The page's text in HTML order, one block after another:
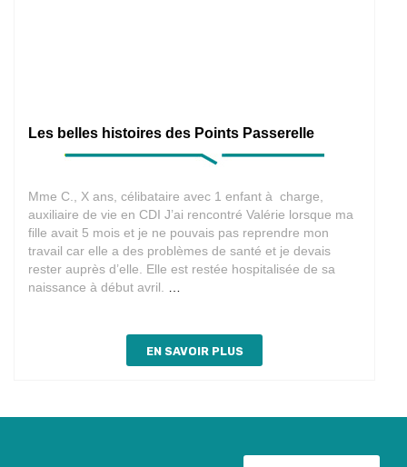
Les belles histoires des Points Passerelle
Mme C., X ans, célibataire avec 1 enfant à charge,
auxiliaire de vie en CDI J’ai rencontré Valérie lorsque ma
fille avait 5 mois et je ne pouvais pas reprendre mon
travail car elle a des problèmes de santé et je devais
rester auprès d’elle. Elle est restée hospitalisée de sa
naissance à début avril. …
Points
EN SAVOIR PLUS